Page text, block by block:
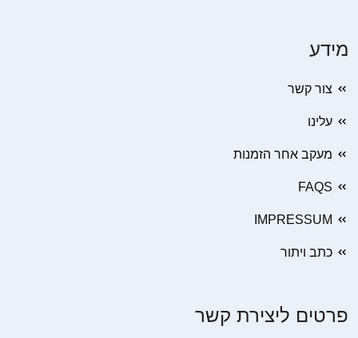
מידע
צור קשר
עלינו
מעקב אחר הזמנות
FAQS
IMPRESSUM
כתב ויתור
פרטים ליצירת קשר